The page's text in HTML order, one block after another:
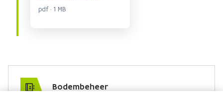
pdf · 1 MB
Bodembeheer